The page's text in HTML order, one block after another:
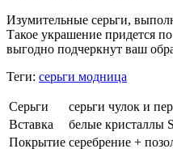
Изумительные серьги,
Такое украшение придется
выгодно подчеркнут ваш
Теги: серьги модница
Серьги
серьги чулок и
Вставка
белые кристаллы
Покрытие серебрение +